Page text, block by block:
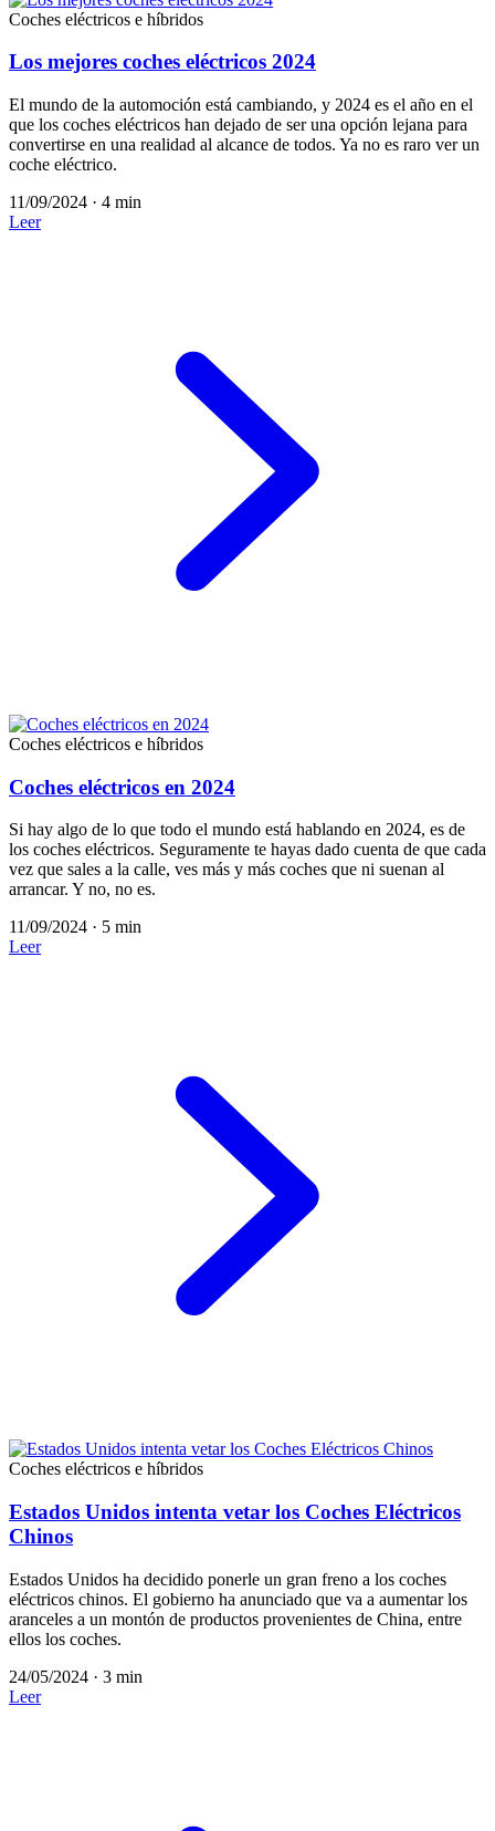
Coches eléctricos e híbridos
Los mejores coches eléctricos 2024
El mundo de la automoción está cambiando, y 2024 es el año en el
que los coches eléctricos han dejado de ser una opción lejana para
convertirse en una realidad al alcance de todos. Ya no es raro ver un
coche eléctrico.
11/09/2024 · 4 min
Leer
Coches eléctricos e híbridos
Coches eléctricos en 2024
Si hay algo de lo que todo el mundo está hablando en 2024, es de
los coches eléctricos. Seguramente te hayas dado cuenta de que cada
vez que sales a la calle, ves más y más coches que ni suenan al
arrancar. Y no, no es.
11/09/2024 · 5 min
Leer
Coches eléctricos e híbridos
Estados Unidos intenta vetar los Coches Eléctricos
Chinos
Estados Unidos ha decidido ponerle un gran freno a los coches
eléctricos chinos. El gobierno ha anunciado que va a aumentar los
aranceles a un montón de productos provenientes de China, entre
ellos los coches.
24/05/2024 · 3 min
Leer